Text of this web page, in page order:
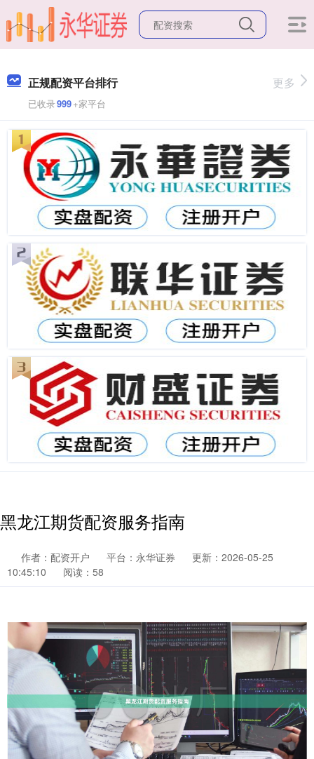
正规配资平台排行
已收录999+家平台
更多
黑龙江期货配资服务指南
作者：配资开户 平台：永华证券
更新：2026-05-25
10:45:10
阅读：58